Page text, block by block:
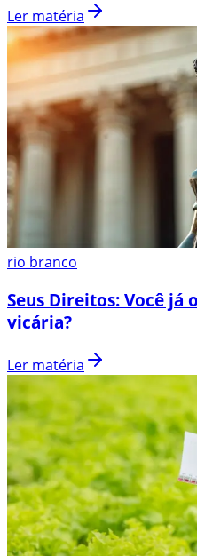
Ler matéria
rio branco
Seus Direitos: Você
vicária?
Ler matéria